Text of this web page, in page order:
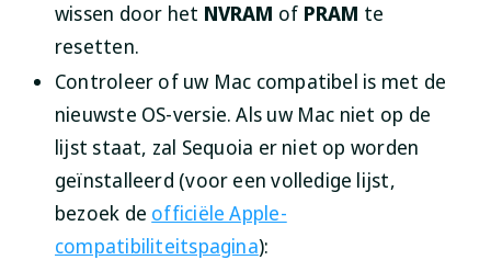
wissen door het NVRAM of PRAM te
resetten.
Controleer of uw Mac compatibel is met de
nieuwste OS-versie. Als uw Mac niet op de
lijst staat, zal Sequoia er niet op worden
geïnstalleerd (voor een volledige lijst,
bezoek de officiële Apple-
compatibiliteitspagina):